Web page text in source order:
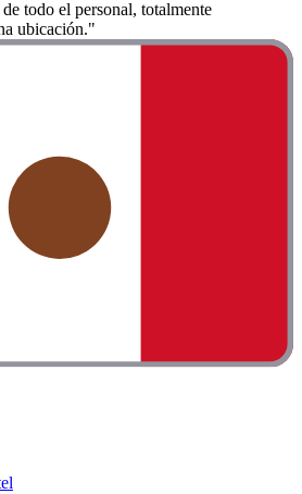
todo el personal, totalmente
ubicación."